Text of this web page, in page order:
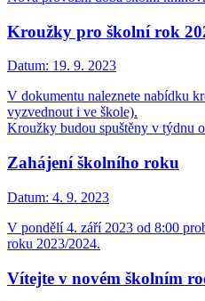
Kroužky pro školní rok
Datum: 19. 9. 2023
V dokumentu naleznete nabídku
vyzvednout i ve škole).
Kroužky budou spuštěny v týdnu
Zahájení školního roku
Datum: 4. 9. 2023
V pondělí 4. září 2023 od 8:00
roku 2023/2024.
Vítejte v novém školním